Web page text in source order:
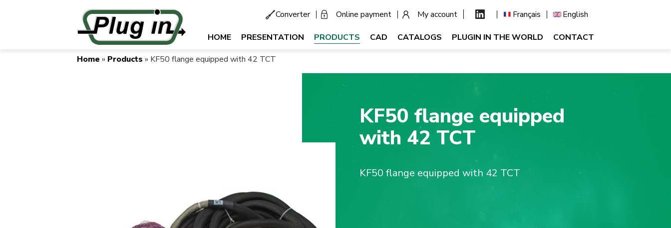
Menu
Converter Online payment My account Français English
Navigation
HOME PRESENTATION PRODUCTS CAD CATALOGS PLUGIN IN THE WORLD CONTACT
Home Products KF50 flange equipped with 42 TCT
KF50 flange equipped
with 42 TCT
KF50 flange equipped with 42 TCT